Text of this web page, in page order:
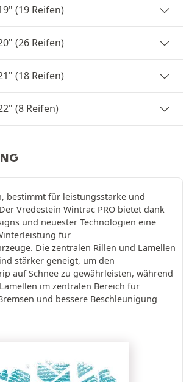
(19 Reifen)
(26 Reifen)
(18 Reifen)
(8 Reifen)
bestimmt für leistungsstarke und
Vredestein Wintrac PRO bietet dank
und neuester Technologien eine
für
Die zentralen Rillen und Lamellen
stärker geneigt, um den
auf Schnee zu gewährleisten, während
im zentralen Bereich für
und bessere Beschleunigung